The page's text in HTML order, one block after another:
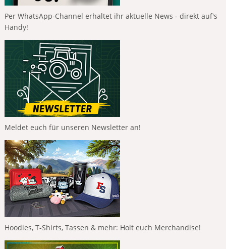
Per WhatsApp-Channel erhaltet ihr aktuelle News - direkt auf's
Handy!
Meldet euch für unseren Newsletter an!
Hoodies, T-Shirts, Tassen & mehr: Holt euch Merchandise!